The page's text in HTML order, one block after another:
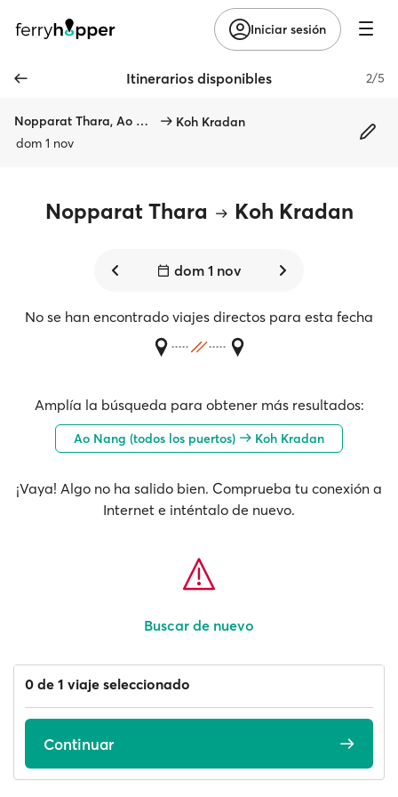
Iniciar sesión
Itinerarios disponibles 2/5
Nopparat Thara, Ao Nang
Koh Kradan
dom 1 nov
Nopparat Thara Koh Kradan
dom 1 nov
No se han encontrado viajes directos para esta fecha
Amplía la búsqueda para obtener más resultados:
Ao Nang (todos los puertos) Koh Kradan
¡Vaya! Algo no ha salido bien. Comprueba tu conexión a
Internet e inténtalo de nuevo.
Buscar de nuevo
0 de 1 viaje seleccionado
Continuar